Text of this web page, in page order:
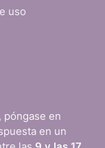
uso
póngase en
en un